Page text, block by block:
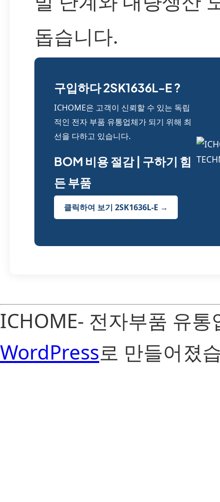
돕습니다.
구입하다 2SK1636L-E ?
ICHOME은 고객이 신뢰할 수 있는 독립
적인 전자 부품 유통업체가 되기 위해 최
선을 다하고 있습니다.
BOM 비용 절감 | 구하기 힘
든 부품
클릭하여 보기 2SK1636L-E →
ICHOME- 전자부품 유
WordPress로 만들어졌